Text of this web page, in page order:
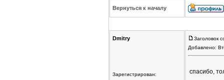
Вернуться к началу
Dmitry
Зарегистрирован:
Заголовок
Добавлено:
спасибо,